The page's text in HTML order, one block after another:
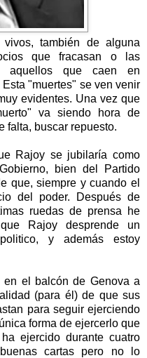
también de alguna
que fracasan o las
aquellos que caen en
"muertes" se ven venir
evidentes. Una vez que
va siendo hora de
falta, buscar repuesto.
Rajoy se jubilaría como
bien del Partido
que, siempre y cuando el
del poder. Después de
ruedas de prensa he
Rajoy desprende un
y además estoy
el balcón de Genova a
(para él) de que sus
para seguir ejerciendo
forma de ejercerlo que
ejercido durante cuatro
cartas pero no lo